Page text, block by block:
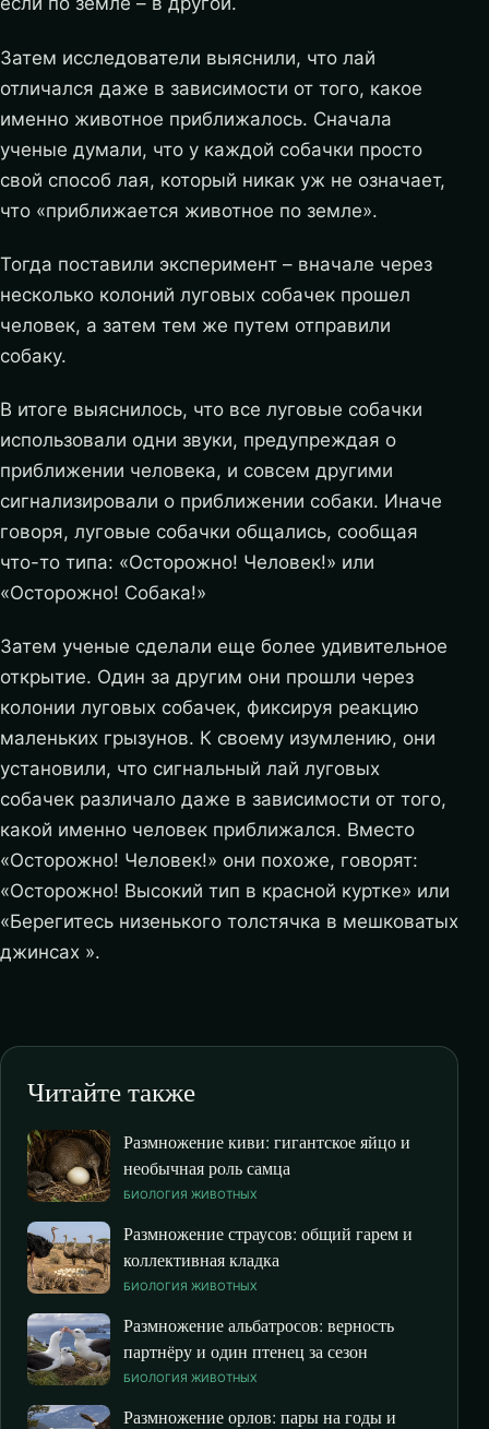
Затем исследователи выяснили, что лай
отличался даже в зависимости от того, какое
именно животное приближалось. Сначала
ученые думали, что у каждой собачки просто
свой способ лая, который никак уж не означает,
что «приближается животное по земле».
Тогда поставили эксперимент – вначале через
несколько колоний луговых собачек прошел
человек, а затем тем же путем отправили
собаку.
В итоге выяснилось, что все луговые собачки
использовали одни звуки, предупреждая о
приближении человека, и совсем другими
сигнализировали о приближении собаки. Иначе
говоря, луговые собачки общались, сообщая
что-то типа: «Осторожно! Человек!» или
«Осторожно! Собака!»
Затем ученые сделали еще более удивительное
открытие. Один за другим они прошли через
колонии луговых собачек, фиксируя реакцию
маленьких грызунов. К своему изумлению, они
установили, что сигнальный лай луговых
собачек различало даже в зависимости от того,
какой именно человек приближался. Вместо
«Осторожно! Человек!» они похоже, говорят:
«Осторожно! Высокий тип в красной куртке» или
«Берегитесь низенького толстячка в мешковатых
джинсах ».
Читайте также
Размножение киви: гигантское яйцо и
необычная роль самца
БИОЛОГИЯ ЖИВОТНЫХ
Размножение страусов: общий гарем и
коллективная кладка
БИОЛОГИЯ ЖИВОТНЫХ
Размножение альбатросов: верность
партнёру и один птенец за сезон
БИОЛОГИЯ ЖИВОТНЫХ
Размножение орлов: пары на годы и